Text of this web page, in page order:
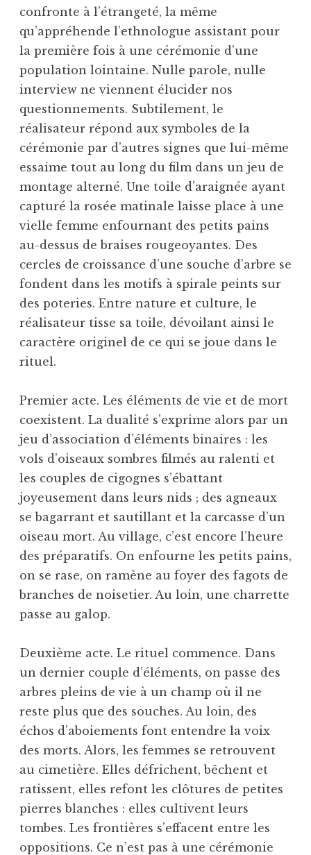
confronte à l’étrangeté, la même
qu’appréhende l’ethnologue assistant pour
la première fois à une cérémonie d’une
population lointaine. Nulle parole, nulle
interview ne viennent élucider nos
questionnements. Subtilement, le
réalisateur répond aux symboles de la
cérémonie par d’autres signes que lui-même
essaime tout au long du film dans un jeu de
montage alterné. Une toile d’araignée ayant
capturé la rosée matinale laisse place à une
vielle femme enfournant des petits pains
au-dessus de braises rougeoyantes. Des
cercles de croissance d’une souche d’arbre se
fondent dans les motifs à spirale peints sur
des poteries. Entre nature et culture, le
réalisateur tisse sa toile, dévoilant ainsi le
caractère originel de ce qui se joue dans le
rituel.
Premier acte. Les éléments de vie et de mort
coexistent. La dualité s’exprime alors par un
jeu d’association d’éléments binaires : les
vols d’oiseaux sombres filmés au ralenti et
les couples de cigognes s’ébattant
joyeusement dans leurs nids ; des agneaux
se bagarrant et sautillant et la carcasse d’un
oiseau mort. Au village, c’est encore l’heure
des préparatifs. On enfourne les petits pains,
on se rase, on ramène au foyer des fagots de
branches de noisetier. Au loin, une charrette
passe au galop.
Deuxième acte. Le rituel commence. Dans
un dernier couple d’éléments, on passe des
arbres pleins de vie à un champ où il ne
reste plus que des souches. Au loin, des
échos d’aboiements font entendre la voix
des morts. Alors, les femmes se retrouvent
au cimetière. Elles défrichent, bêchent et
ratissent, elles refont les clôtures de petites
pierres blanches : elles cultivent leurs
tombes. Les frontières s’effacent entre les
oppositions. Ce n’est pas à une cérémonie